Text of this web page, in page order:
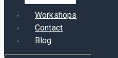
Workshops
Contact
Blog